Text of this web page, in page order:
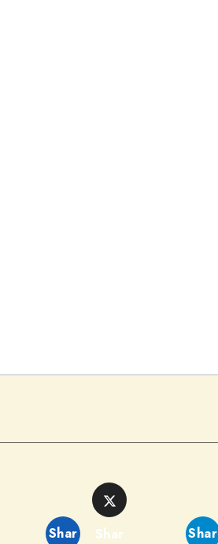
Shar
Shar
Shar